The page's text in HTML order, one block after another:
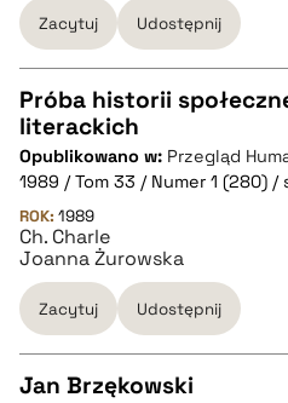
BIBTEX
pobierz cytat
Zacytuj Udostępnij
CZYSTY TEKST
pobierz cytat
BIBTEX
pobierz cytat
Próba historii
literackich
Opublikowano w: Przegląd
1989 / Tom 33 / Numer 1 (280) /
ROK: 1989
Ch. Charle
Joanna Żurowska
Zacytuj Udostępnij
Jan Brzękowski